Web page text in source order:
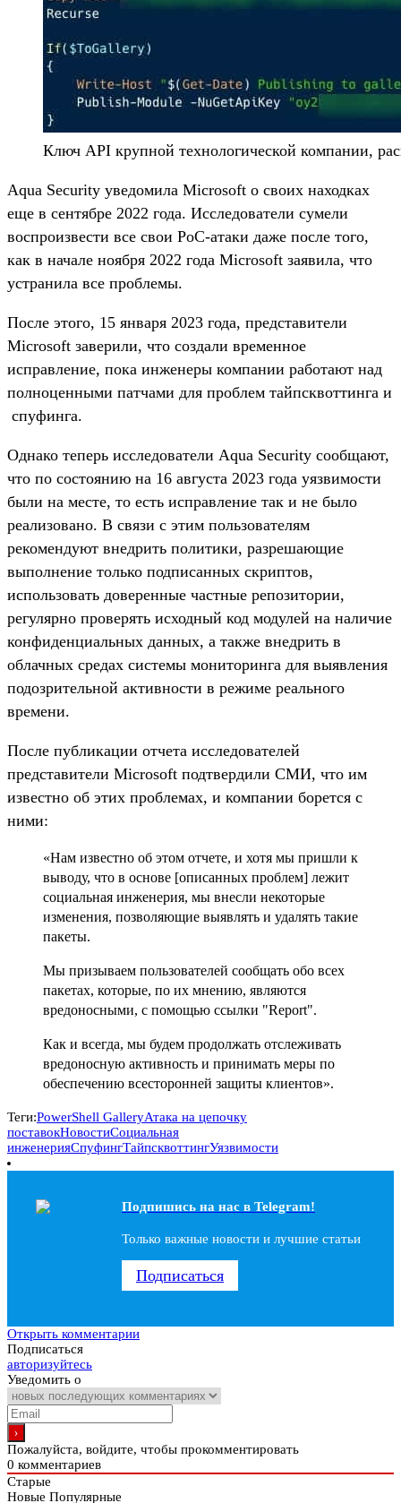
Ключ API крупной технологической компании,
Aqua Security уведомила Microsoft о своих находках
еще в сентябре 2022 года. Исследователи сумели
воспроизвести все свои PoC-атаки даже после того,
как в начале ноября 2022 года Microsoft заявила, что
устранила все проблемы.
После этого, 15 января 2023 года, представители
Microsoft заверили, что создали временное
исправление, пока инженеры компании работают над
полноценными патчами для проблем тайпсквоттинга и
спуфинга.
Однако теперь исследователи Aqua Security сообщают,
что по состоянию на 16 августа 2023 года уязвимости
были на месте, то есть исправление так и не было
реализовано. В связи с этим пользователям
рекомендуют внедрить политики, разрешающие
выполнение только подписанных скриптов,
использовать доверенные частные репозитории,
регулярно проверять исходный код модулей на наличие
конфиденциальных данных, а также внедрить в
облачных средах системы мониторинга для выявления
подозрительной активности в режиме реального
времени.
После публикации отчета исследователей
представители Microsoft подтвердили СМИ, что им
известно об этих проблемах, и компании борется с
ними:
«Нам известно об этом отчете, и хотя мы пришли к
выводу, что в основе [описанных проблем] лежит
социальная инженерия, мы внесли некоторые
изменения, позволяющие выявлять и удалять такие
пакеты.
Мы призываем пользователей сообщать обо всех
пакетах, которые, по их мнению, являются
вредоносными, с помощью ссылки "Report".
Как и всегда, мы будем продолжать отслеживать
вредоносную активность и принимать меры по
обеспечению всесторонней защиты клиентов».
Теги:PowerShell GalleryАтака на цепочку
поставокНовостиСоциальная
инженерияСпуфингТайпсквоттингУязвимости
Подпишись на наc в Telegram!
Только важные новости и лучшие статьи
Подписаться
Открыть комментарии
Подписаться
авторизуйтесь
Уведомить о
Пожалуйста, войдите, чтобы прокомментировать
0 комментариев
Старые
Новые Популярные